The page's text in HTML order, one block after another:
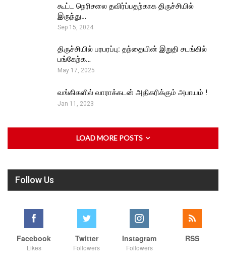
கூட்ட நெரிசலை தவிர்ப்பதற்காக திருச்சியில்
இருந்து…
Sep 15, 2024
திருச்சியில் பரபரப்பு: தந்தையின் இறுதி சடங்கில்
பங்கேற்க…
May 17, 2025
வங்கிகளில் வாராக்கடன் அதிகரிக்கும் அபாயம் !
Jan 11, 2023
LOAD MORE POSTS
Follow Us
Facebook
Likes
Twitter
Followers
Instagram
Followers
RSS